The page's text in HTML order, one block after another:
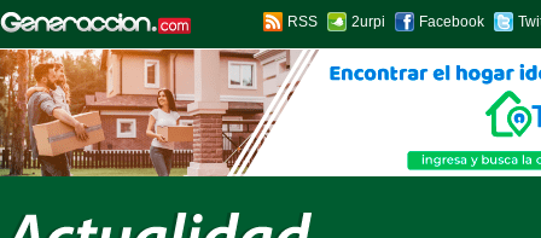
RSS 2urpi Facebook